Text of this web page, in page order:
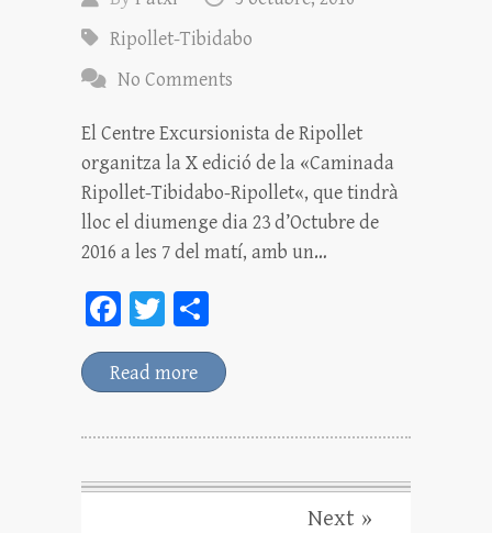
Ripollet-Tibidabo
No Comments
El Centre Excursionista de Ripollet
organitza la X edició de la «Caminada
Ripollet-Tibidabo-Ripollet«, que tindrà
lloc el diumenge dia 23 d’Octubre de
2016 a les 7 del matí, amb un…
Fa
ce
bo
T
wi
tt
o
m
rt
ei
Read more
Next »